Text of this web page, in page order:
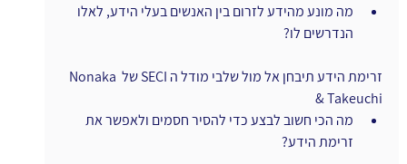
מה מונע מהידע לזרום בין האנשים בעלי הידע, לאלו
הנדרשים לו?
זרימת הידע תיבחן אל מול שלבי מודל ה SECI של Nonaka
& Takeuchi
מה הכי חשוב לבצע כדי להסיר חסמים ולאפשר את
זרימת הידע?